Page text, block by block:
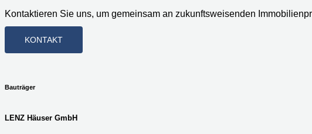
Kontaktieren Sie uns, um gemeinsam an zukunftsweisenden
KONTAKT
Bauträger
LENZ Häuser GmbH